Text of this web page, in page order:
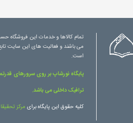
تمام کالاها و خدمات این فروشگاه
می باشند و فعالیت های این سایت
است.
پایگاه نورشاپ بر روی سرورهای
ترافیک داخلی می باشد.
کلیه حقوق این پایگاه برای مرکز